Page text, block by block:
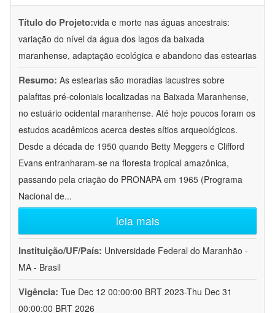
Título do Projeto:vida e morte nas águas ancestrais:
variação do nível da água dos lagos da baixada
maranhense, adaptação ecológica e abandono das estearias
Resumo: As estearias são moradias lacustres sobre
palafitas pré-coloniais localizadas na Baixada Maranhense,
no estuário ocidental maranhense. Até hoje poucos foram os
estudos acadêmicos acerca destes sítios arqueológicos.
Desde a década de 1950 quando Betty Meggers e Clifford
Evans entranharam-se na floresta tropical amazônica,
passando pela criação do PRONAPA em 1965 (Programa
Nacional de...
leia mais
Instituição/UF/País: Universidade Federal do Maranhão -
MA - Brasil
Vigência: Tue Dec 12 00:00:00 BRT 2023-Thu Dec 31
00:00:00 BRT 2026